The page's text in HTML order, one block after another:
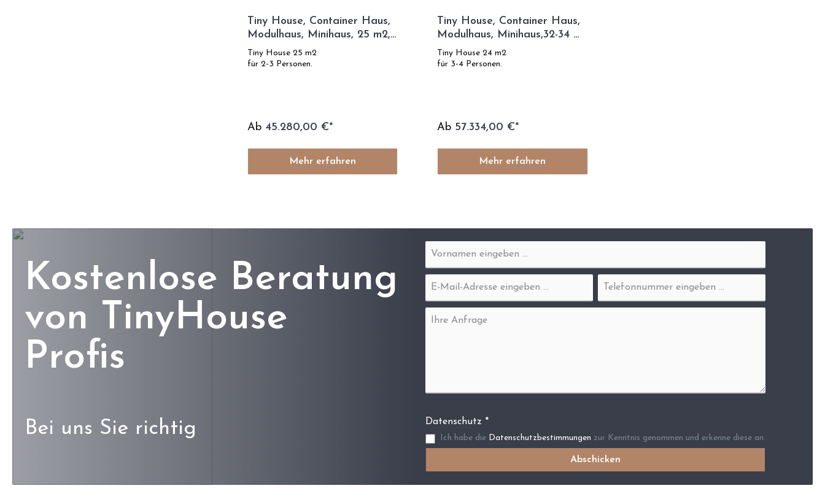
Tiny House, Container Haus,
Modulhaus, Minihaus, 25 m2,
SIP-TECHNOLOGIE - SIP
Modell
Tiny House 25 m2
für 2-3 Personen.
Ab 45.280,00 €*
Mehr erfahren
Tiny House, Container Haus,
Modulhaus, Minihaus,32-34 m²
- Forest Modell
Tiny House 24 m2
für 3-4 Personen.
Ab 57.334,00 €*
Mehr erfahren
Kostenlose Beratung
von TinyHouse
Profis
Bei uns Sie richtig Datenschutz *
Ich habe die Datenschutzbestimmungen zur Kenntnis genommen und erkenne diese an.
Abschicken